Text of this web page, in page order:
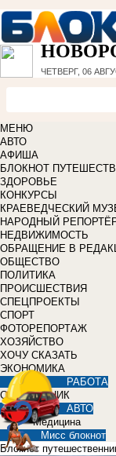
ЧЕТВЕРГ, 06
МЕНЮ
АВТО
АФИША
БЛОКНОТ
ЗДОРОВЬЕ
КОНКУРСЫ
КРАЕВЕДЧЕСКИЙ
НАРОДНЫЙ
НЕДВИЖИМОСТЬ
ОБРАЩЕНИЕ В
ОБЩЕСТВО
ПОЛИТИКА
ПРОИСШЕСТВИЯ
СПЕЦПРОЕКТЫ
СПОРТ
ФОТОРЕПОРТАЖ
ХОЗЯЙСТВО
ХОЧУ СКАЗАТЬ
ЭКОНОМИКА
РАБОТА
СПРАВОЧНИК
АВТО
Медицина
Мисс блокнот
Блокнот